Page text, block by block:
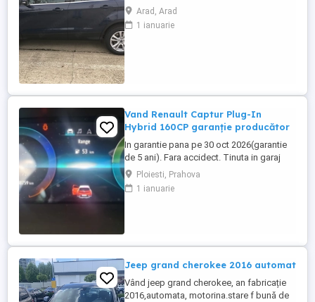
WF0AXXWPMAHC82078
Arad, Arad
1 ianuarie
Vand Renault Captur Plug-In
Hybrid 160CP garanție producător
In garantie pana pe 30 oct 2026(garantie
de 5 ani). Fara accidect. Tinuta in garaj
(arata ca noua, nu are zgarieturi). Folosita
doar la naveta(30km zilnic). Nu are urme
de uzura, placutele si discurile nu sunt
Ploiesti, Prahova
1 ianuarie
Jeep grand cherokee 2016 automat
Vând jeep grand cherokee, an fabricație
2016,automata, motorina.stare f bună de